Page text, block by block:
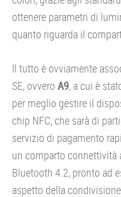
ottenere parametri di
quanto riguarda il
Il tutto è ovviamente
SE, ovvero A9, a cui è
per meglio gestire il
chip NFC, che sarà di
servizio di pagamento
un comparto connettività
Bluetooth 4.2, pronto ad
aspetto della